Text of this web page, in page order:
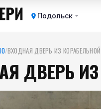
Подольск
/ВХОДНАЯ ДВЕРЬ ИЗ
ДВЕРЬ